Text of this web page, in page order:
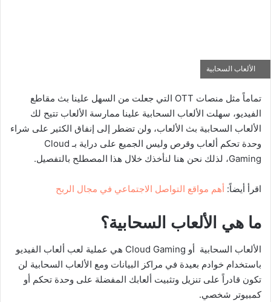
الألعاب السحابية
تماماً مثل منصات OTT التي جعلت من السهل علينا بث مقاطع
الفيديو، سهلت الألعاب السحابية علينا ممارسة الألعاب تتيح لك
الألعاب السحابية بث الألعاب، ولن تضطر إلى إنفاق الكثير على شراء
وحدة تحكم ألعاب وقرص وليس الجميع على دراية بـ Cloud
Gaming، لذلك نحن هنا لنأخذك خلال هذا المصطلح بالتفصيل.
اقرأ أيضاً: أهم مواقع التواصل الاجتماعي في مجال الربح
ما هي الألعاب السحابية؟
الألعاب السحابية أو Cloud Gaming هي عملية لعب ألعاب الفيديو
باستخدام خوادم بعيدة في مراكز البيانات ومع الألعاب السحابية لن
تكون قادراً على تنزيل وتثبيت ألعابك المفضلة على وحدة تحكم أو
كمبيوتر شخصي.